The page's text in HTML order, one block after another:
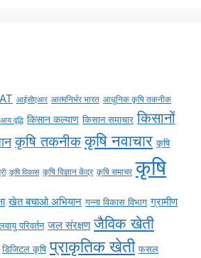
आईसीएआर आत्मनिर्भर भारत आधुनिक कृषि तकनीक
वृद्धि किसान कल्याण किसान समाचार किसानों
कृषि तकनीक कृषि नवाचार कृषि
कृषि विकास कृषि विज्ञान केंद्र कृषि समाचर कृषि
खेत बचाओ अभियान गन्ना विकास विभाग ग्रामीण
परिवर्तन जल संरक्षण जैविक खेती
डिजिटल कृषि प्राकृतिक खेती फसल